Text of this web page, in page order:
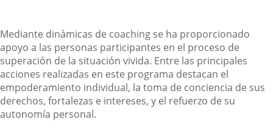
Mediante dinámicas de coaching se ha proporcionado
apoyo a las personas participantes en el proceso de
superación de la situación vivida. Entre las principales
acciones realizadas en este programa destacan el
empoderamiento individual, la toma de conciencia de sus
derechos, fortalezas e intereses, y el refuerzo de su
autonomía personal.